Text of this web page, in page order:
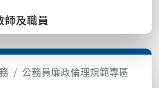
師及職員
公務員廉政倫理規範專區